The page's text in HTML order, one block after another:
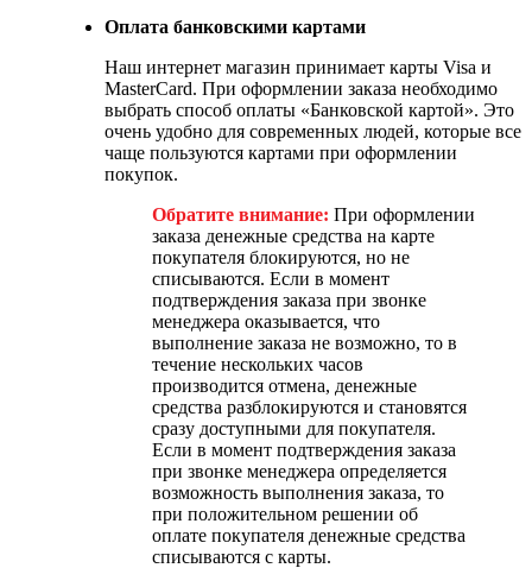
Оплата банковскими картами
Наш интернет магазин принимает карты Visa и
MasterCard. При оформлении заказа необходимо
выбрать способ оплаты «Банковской картой». Это
очень удобно для современных людей, которые все
чаще пользуются картами при оформлении
покупок.
Обратите внимание: При оформлении
заказа денежные средства на карте
покупателя блокируются, но не
списываются. Если в момент
подтверждения заказа при звонке
менеджера оказывается, что
выполнение заказа не возможно, то в
течение нескольких часов
производится отмена, денежные
средства разблокируются и становятся
сразу доступными для покупателя.
Если в момент подтверждения заказа
при звонке менеджера определяется
возможность выполнения заказа, то
при положительном решении об
оплате покупателя денежные средства
списываются с карты.